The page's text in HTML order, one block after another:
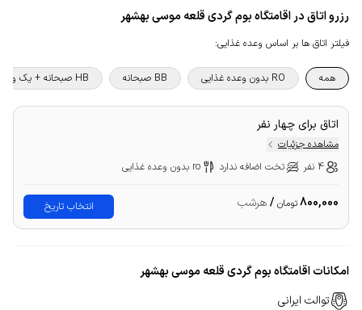
رزرو اتاق در اقامتگاه بوم گردی قلعه موسی بهشهر
فیلتر اتاق ها بر اساس وعده غذایی:
همه RO بدون وعده غذایی BB صبحانه HB صبحانه + یک وعده غذا
اتاق برای چهار نفر
مشاهده جزئیات
4 نفر
تخت اضافه ندارد ro بدون وعده غذایی
800,000تومان /هرشب انتخاب تاریخ
امکانات اقامتگاه بوم گردی قلعه موسی بهشهر
توالت ایرانی